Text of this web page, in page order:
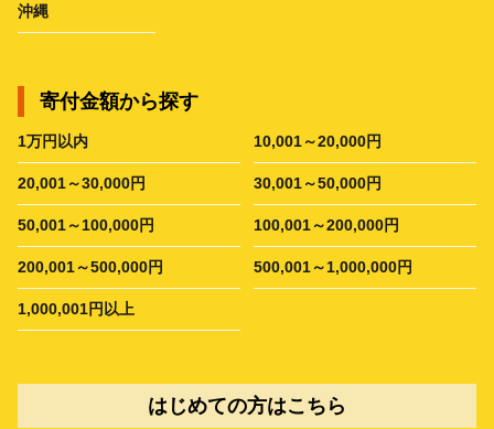
沖縄
寄付金額から探す
1万円以内 10,001～20,000円
20,001～30,000円 30,001～50,000円
50,001～100,000円 100,001～200,000円
200,001～500,000円 500,001～1,000,000円
1,000,001円以上
はじめての方はこちら